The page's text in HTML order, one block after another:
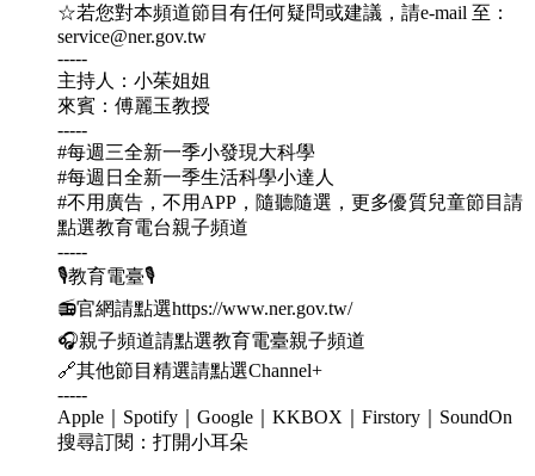
☆若您對本頻道節目有任何疑問或建議，請e-mail 至：
service@ner.gov.tw
-----
主持人：小茱姐姐
來賓：傅麗玉教授
-----
#每週三全新一季小發現大科學
#每週日全新一季生活科學小達人
#不用廣告，不用APP，隨聽隨選，更多優質兒童節目請
點選教育電台親子頻道
-----
🎙教育電臺🎙
📻官網請點選https://www.ner.gov.tw/
🎧親子頻道請點選教育電臺親子頻道
🔗其他節目精選請點選Channel+
-----
Apple｜Spotify｜Google｜KKBOX｜Firstory｜SoundOn
搜尋訂閱：打開小耳朵